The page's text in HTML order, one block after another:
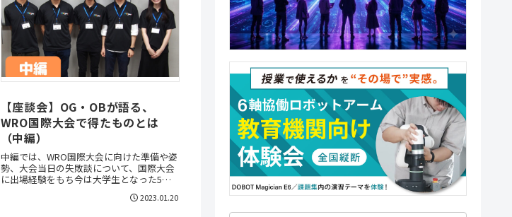
【座談会】OG・OBが語る、
WRO国際大会で得たものとは
（中編）
中編では、WRO国際大会に向けた準備や姿
勢、大会当日の失敗談について、国際大会
に出場経験をもち今は大学生となった5名
2023.01.20